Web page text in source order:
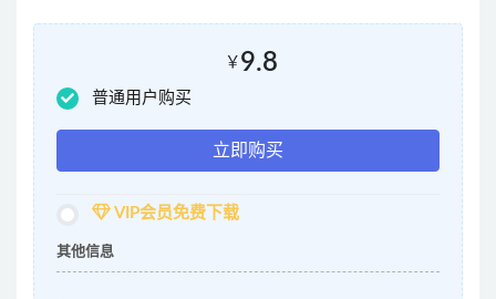
￥ 9.8
普通用户购买
立即购买
VIP会员免费下载
其他信息